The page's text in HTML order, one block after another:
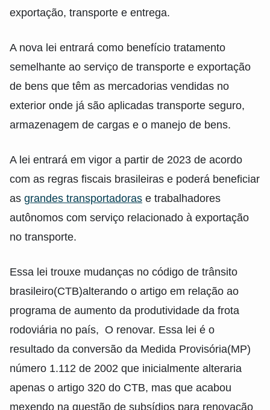
exportação, transporte e entrega.
A nova lei entrará como benefício tratamento
semelhante ao serviço de transporte e exportação
de bens que têm as mercadorias vendidas no
exterior onde já são aplicadas transporte seguro,
armazenagem de cargas e o manejo de bens.
A lei entrará em vigor a partir de 2023 de acordo
com as regras fiscais brasileiras e poderá beneficiar
as grandes transportadoras e trabalhadores
autônomos com serviço relacionado à exportação
no transporte.
Essa lei trouxe mudanças no código de trânsito
brasileiro(CTB)alterando o artigo em relação ao
programa de aumento da produtividade da frota
rodoviária no país, O renovar. Essa lei é o
resultado da conversão da Medida Provisória(MP)
número 1.112 de 2002 que inicialmente alteraria
apenas o artigo 320 do CTB, mas que acabou
mexendo na questão de subsídios para renovação